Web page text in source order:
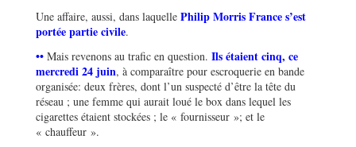
Une affaire, aussi, dans laquelle Philip Morris France s’est
portée partie civile.
•• Mais revenons au trafic en question. Ils étaient cinq, ce
mercredi 24 juin, à comparaître pour escroquerie en bande
organisée: deux frères, dont l’un suspecté d’être la tête du
réseau ; une femme qui aurait loué le box dans lequel les
cigarettes étaient stockées ; le « fournisseur »; et le
« chauffeur ».